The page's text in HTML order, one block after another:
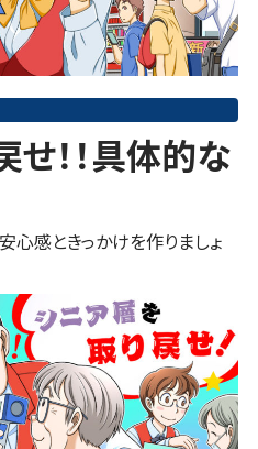
！！具体的な
心感ときっかけを作りましょ